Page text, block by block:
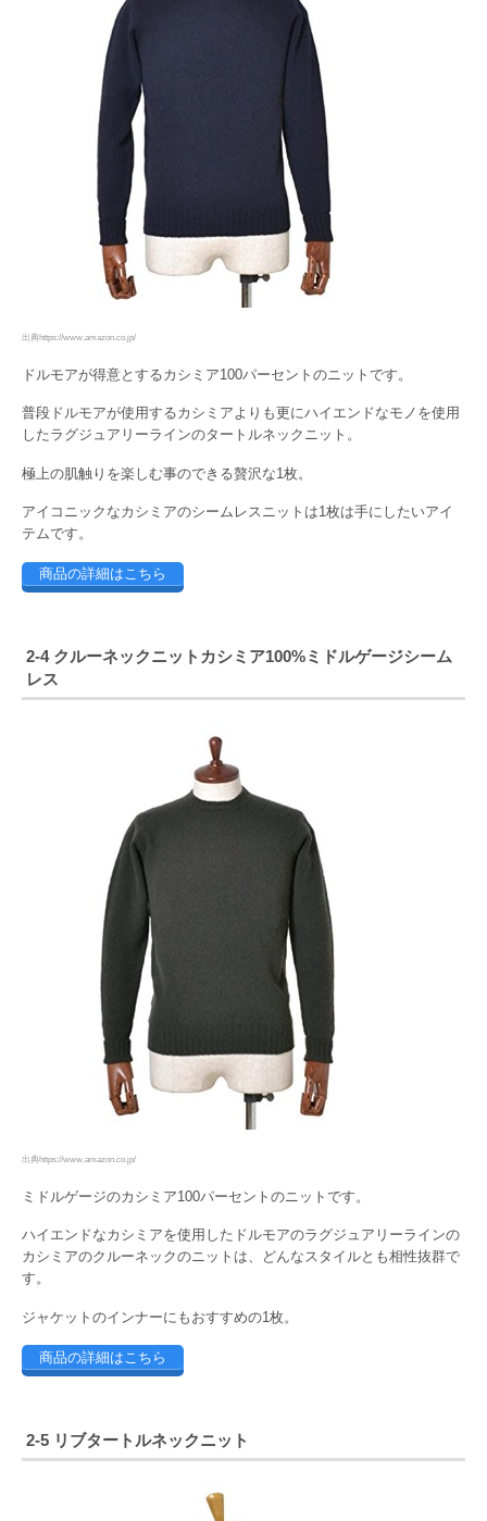
出典https://www.amazon.co.jp/
ドルモアが得意とするカシミア100パーセントのニットです。
普段ドルモアが使用するカシミアよりも更にハイエンドなモノを使用
したラグジュアリーラインのタートルネックニット。
極上の肌触りを楽しむ事のできる贅沢な1枚。
アイコニックなカシミアのシームレスニットは1枚は手にしたいアイ
テムです。
商品の詳細はこちら
2-4 クルーネックニットカシミア100%ミドルゲージシーム
レス
出典https://www.amazon.co.jp/
ミドルゲージのカシミア100パーセントのニットです。
ハイエンドなカシミアを使用したドルモアのラグジュアリーラインの
カシミアのクルーネックのニットは、どんなスタイルとも相性抜群で
す。
ジャケットのインナーにもおすすめの1枚。
商品の詳細はこちら
2-5 リブタートルネックニット